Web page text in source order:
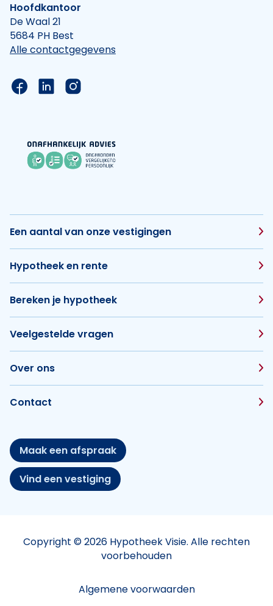
Hoofdkantoor
De Waal 21
5684 PH Best
Alle contactgegevens
Link naar de Facebook pagina van Hypotheek
Link naar de LinkedIn pagina van
Link naar de Instagram pagina van
Een aantal van onze vestigingen
Hypotheek en rente
Bereken je hypotheek
Veelgestelde vragen
Over ons
Contact
Maak een afspraak
Vind een vestiging
Copyright © 2026 Hypotheek Visie. Alle rechten
voorbehouden
Algemene voorwaarden